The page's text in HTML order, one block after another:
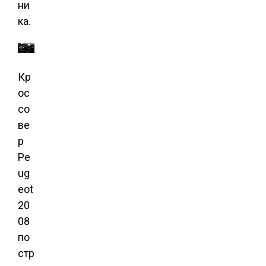
ни
ка.
Кр
ос
со
ве
р
Pe
ug
eot
20
08
по
стр